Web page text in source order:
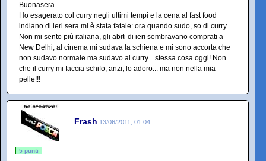
Buonasera.
Ho esagerato col curry negli ultimi tempi e la cena al fast food
indiano di ieri sera mi è stata fatale: ora quando sudo, so di curry.
Non mi sento più italiana, gli abiti di ieri sembravano comprati a
New Delhi, al cinema mi sudava la schiena e mi sono accorta che
non sudavo normale ma sudavo al curry... stessa cosa oggi! Non
che il curry mi faccia schifo, anzi, lo adoro... ma non nella mia
pelle!!!
Frash 13/06/2011, 01:04
5 punti